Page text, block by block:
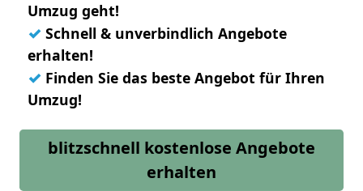
Umzug geht!
✓ Schnell & unverbindlich Angebote
erhalten!
✓ Finden Sie das beste Angebot für Ihren
Umzug!
blitzschnell kostenlose Angebote
erhalten